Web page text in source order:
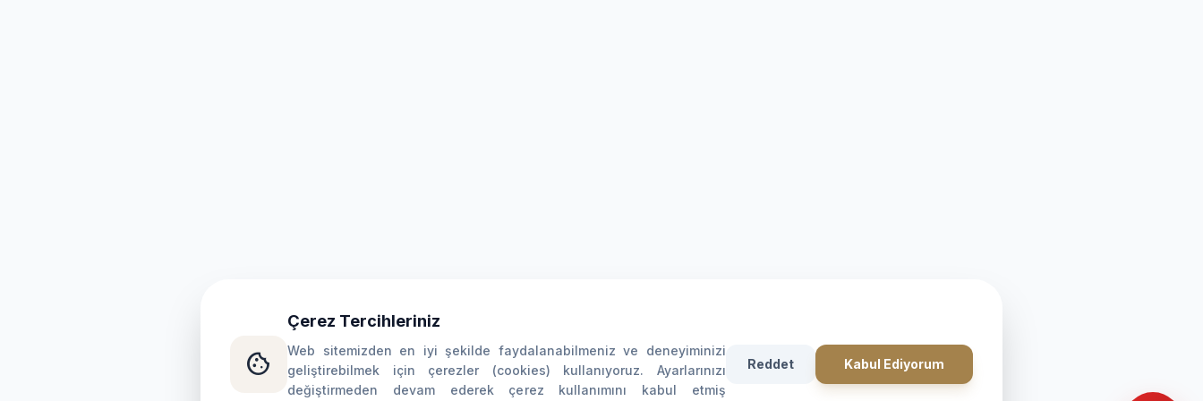
cookie
Çerez Tercihleriniz
Web sitemizden en iyi şekilde faydalanabilmeniz ve deneyiminizi
geliştirebilmek için çerezler (cookies) kullanıyoruz. Ayarlarınızı
değiştirmeden devam ederek çerez kullanımını kabul etmiş
Reddet Kabul Ediyorum